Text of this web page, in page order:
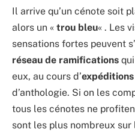
Il arrive qu’un cénote soit
alors un « trou bleu« . Les
sensations fortes peuvent
réseau de ramifications
eux, au cours d’
d’anthologie. Si on les
tous les cénotes ne
sont les plus nombreux